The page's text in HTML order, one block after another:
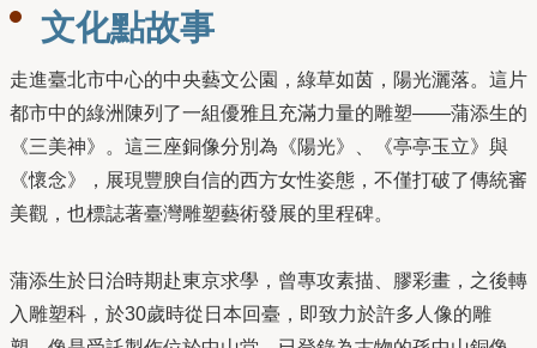
文化點故事
走進臺北市中心的中央藝文公園，綠草如茵，陽光灑落。這片
都市中的綠洲陳列了一組優雅且充滿力量的雕塑——蒲添生的
《三美神》。這三座銅像分別為《陽光》、《亭亭玉立》與
《懷念》，展現豐腴自信的西方女性姿態，不僅打破了傳統審
美觀，也標誌著臺灣雕塑藝術發展的里程碑。
蒲添生於日治時期赴東京求學，曾專攻素描、膠彩畫，之後轉
入雕塑科，於30歲時從日本回臺，即致力於許多人像的雕